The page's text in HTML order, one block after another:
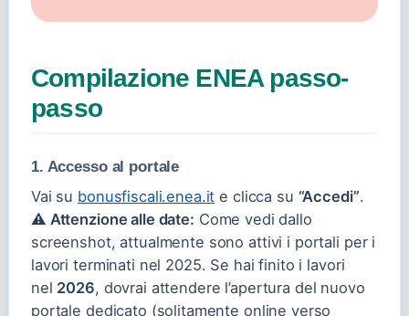
Compilazione ENEA passo-
passo
1. Accesso al portale
Vai su bonusfiscali.enea.it e clicca su “Accedi”.
⚠️ Attenzione alle date: Come vedi dallo
screenshot, attualmente sono attivi i portali per i
lavori terminati nel 2025. Se hai finito i lavori
nel 2026, dovrai attendere l’apertura del nuovo
portale dedicato (solitamente online verso